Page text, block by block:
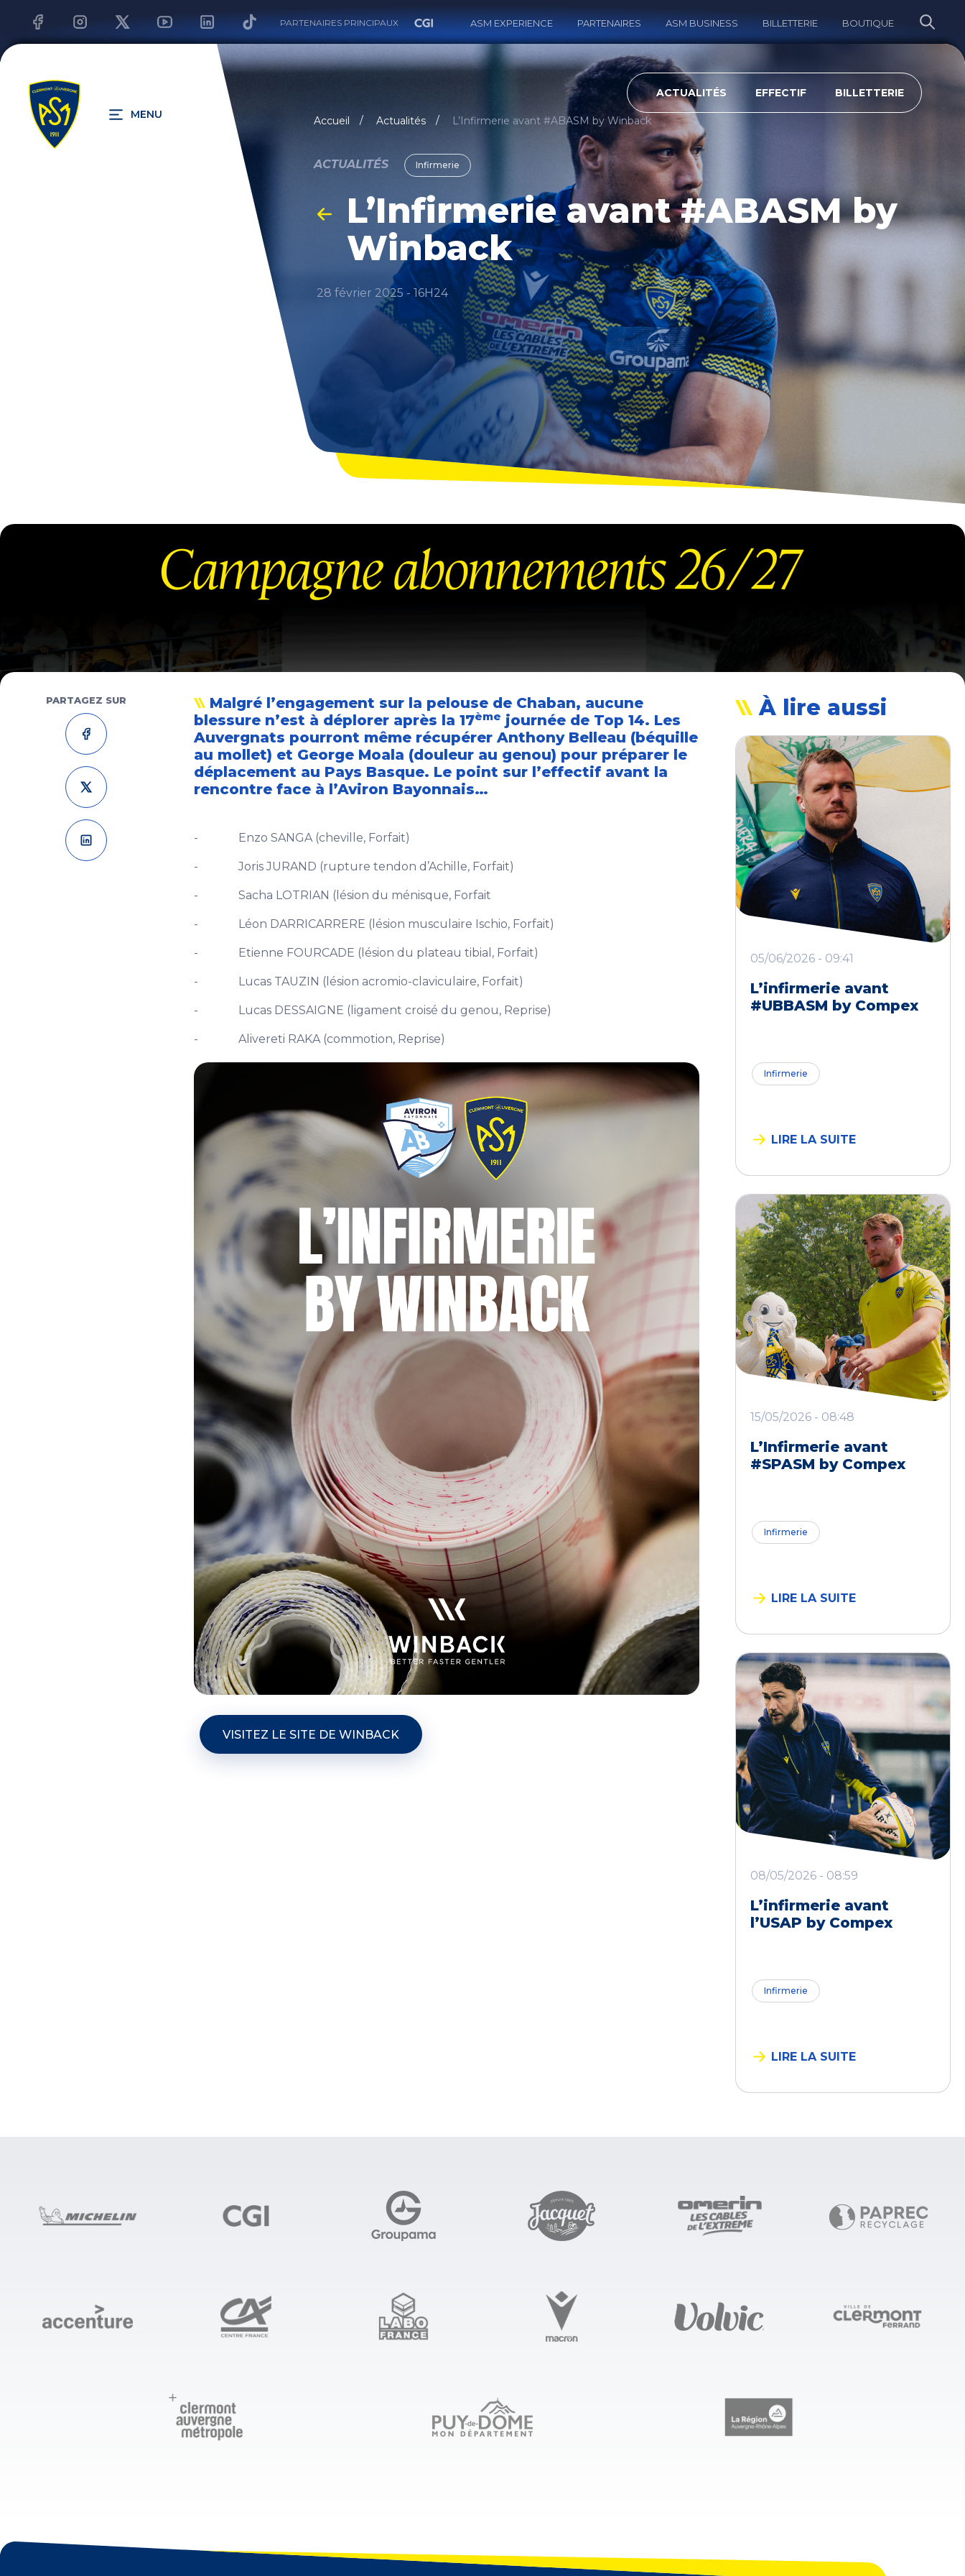
PARTENAIRES PRINCIPAUX ASM EXPERIENCE PARTENAIRES ASM BUSINESS BILLETTERIE BOUTIQUE
RECHERCHER
MENU
ACTUALITÉS EFFECTIF BILLETTERIE
Accueil Actualités L’Infirmerie avant #ABASM by Winback
ACTUALITÉS Infirmerie
L’Infirmerie avant #ABASM by
Winback
28 février 2025 - 16H24
PARTAGEZ SUR
Malgré l’engagement sur la pelouse de Chaban, aucune
blessure n’est à déplorer après la 17ème journée de Top 14. Les
Auvergnats pourront même récupérer Anthony Belleau (béquille
au mollet) et George Moala (douleur au genou) pour préparer le
déplacement au Pays Basque. Le point sur l’effectif avant la
rencontre face à l’Aviron Bayonnais…
- Enzo SANGA (cheville, Forfait)
- Joris JURAND (rupture tendon d’Achille, Forfait)
- Sacha LOTRIAN (lésion du ménisque, Forfait
- Léon DARRICARRERE (lésion musculaire Ischio, Forfait)
- Etienne FOURCADE (lésion du plateau tibial, Forfait)
- Lucas TAUZIN (lésion acromio-claviculaire, Forfait)
- Lucas DESSAIGNE (ligament croisé du genou, Reprise)
- Alivereti RAKA (commotion, Reprise)
VISITEZ LE SITE DE WINBACK
À lire aussi
05/06/2026 - 09:41
L’infirmerie avant
#UBBASM by Compex
Infirmerie
LIRE LA SUITE
15/05/2026 - 08:48
L’Infirmerie avant
#SPASM by Compex
Infirmerie
LIRE LA SUITE
08/05/2026 - 08:59
L’infirmerie avant
l’USAP by Compex
Infirmerie
LIRE LA SUITE